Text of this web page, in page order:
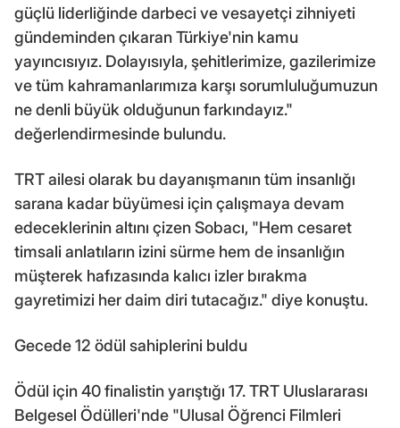
güçlü liderliğinde darbeci ve vesayetçi zihniyeti
gündeminden çıkaran Türkiye'nin kamu
yayıncısıyız. Dolayısıyla, şehitlerimize, gazilerimize
ve tüm kahramanlarımıza karşı sorumluluğumuzun
ne denli büyük olduğunun farkındayız."
değerlendirmesinde bulundu.
TRT ailesi olarak bu dayanışmanın tüm insanlığı
sarana kadar büyümesi için çalışmaya devam
edeceklerinin altını çizen Sobacı, "Hem cesaret
timsali anlatıların izini sürme hem de insanlığın
müşterek hafızasında kalıcı izler bırakma
gayretimizi her daim diri tutacağız." diye konuştu.
Gecede 12 ödül sahiplerini buldu
Ödül için 40 finalistin yarıştığı 17. TRT Uluslararası
Belgesel Ödülleri'nde "Ulusal Öğrenci Filmleri